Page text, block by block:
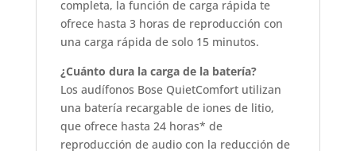
completa, la función de carga rápida te
ofrece hasta 3 horas de reproducción con
una carga rápida de solo 15 minutos.
¿Cuánto dura la carga de la batería?
Los audífonos Bose QuietComfort utilizan
una batería recargable de iones de litio,
que ofrece hasta 24 horas* de
reproducción de audio con la reducción de